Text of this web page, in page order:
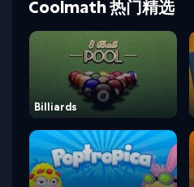
Coolmath 热门精选
Billiards